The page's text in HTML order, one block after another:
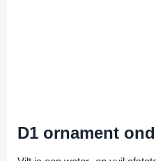
D1 ornament